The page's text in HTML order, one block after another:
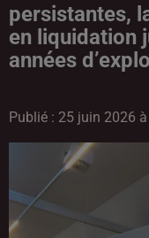
persistantes,
en liquidation
années
Publié : 25 juin 2026